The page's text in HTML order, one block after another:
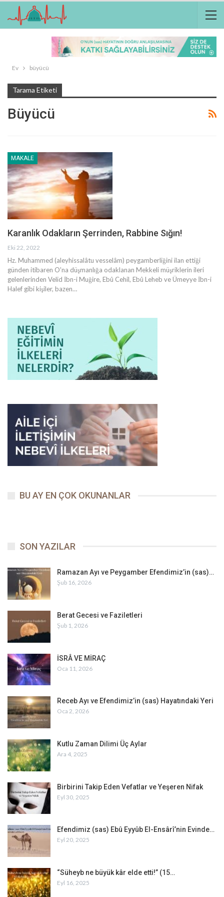
Ev büyücü
Tarama Etiketi
Büyücü
MAKALE
Karanlık Odakların Şerrinden, Rabbine Sığın!
Eki 22, 2022
Hz. Muhammed (aleyhissalâtu vesselâm) peygamberliğini ilan ettiği
günden itibaren O'na düşmanlığa odaklanan Mekkeli müşriklerin ileri
gelenlerinden Velid İbn-i Muğire, Ebû Cehil, Ebû Leheb ve Ümeyye İbn-i
Halef gibi kişiler, bazen…
BU AY EN ÇOK OKUNANLAR
SON YAZILAR
Ramazan Ayı ve Peygamber Efendimiz’in (sas)…
Şub 16, 2026
Berat Gecesi ve Faziletleri
Şub 1, 2026
İSRÂ VE MİRAÇ
Oca 11, 2026
Receb Ayı ve Efendimiz’in (sas) Hayatındaki Yeri
Oca 2, 2026
Kutlu Zaman Dilimi Üç Aylar
Ara 4, 2025
Birbirini Takip Eden Vefatlar ve Yeşeren Nifak
Eyl 30, 2025
Efendimiz (sas) Ebû Eyyûb El-Ensârî’nin Evinde…
Eyl 20, 2025
“Süheyb ne büyük kâr elde etti!” (15…
Eyl 16, 2025